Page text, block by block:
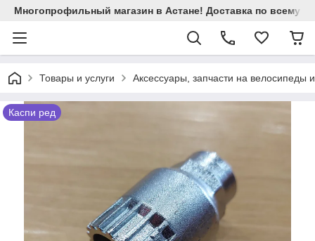
Многопрофильный магазин в Астане! Доставка по всему
Товары и услуги Аксессуары, запчасти на велосипеды
Каспи ред